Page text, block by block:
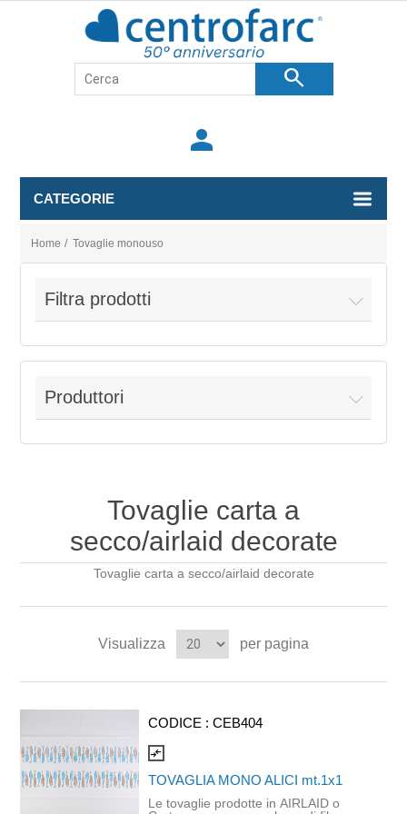
search
person
CATEGORIE
Home / Tovaglie monouso
Filtra prodotti
Produttori
Tovaglie carta a
secco/airlaid decorate
Tovaglie carta a secco/airlaid decorate
Visualizza per pagina
CODICE :CEB404
compare_arrows
TOVAGLIA MONO ALICI mt.1x1
Le tovaglie prodotte in AIRLAID o